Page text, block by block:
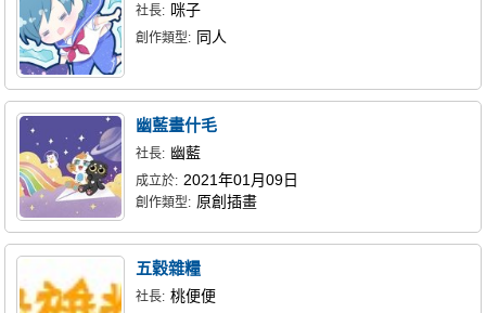
社長: 咪子
創作類型: 同人
幽藍畫什毛
社長: 幽藍
成立於: 2021年01月09日
創作類型: 原創插畫
五穀雜糧
社長: 桃便便